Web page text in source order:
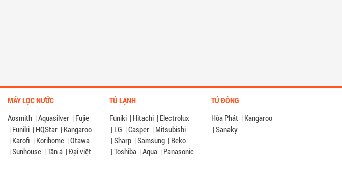
MÁY LỌC NƯỚC
Aosmith |Aquasilver | Fujie
| Funiki | HQStar | Kangaroo
| Karofi | Korihome |Otawa
|Sunhouse |Tân á |Đại việt
TỦ LẠNH
Funiki | Hitachi | Electrolux
| LG |Casper | Mitsubishi
|Sharp |Samsung | Beko
|Toshiba |Aqua | Panasonic
TỦ ĐÔNG
Hòa Phát | Kangaroo
|Sanaky